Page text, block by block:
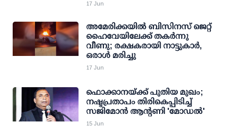
17 Jun
അമേരിക്കയിൽ ബിസിനസ് ജെറ്റ്
ഹൈവേയിലേക്ക് തകർന്നു
വീണു; രക്ഷകരായി നാട്ടുകാർ,
ഒരാൾ മരിച്ചു
17 Jun
ഫൊക്കാനയ്ക്ക് പുതിയ മുഖം;
നഷ്ടപ്രതാപം തിരികെപ്പിടിച്ച്
സജിമോന്‍ ആന്റണി 'മോഡല്‍'
15 Jun